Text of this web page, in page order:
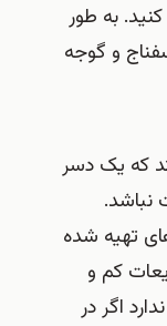
به طور
و گوجه
که یک دسر
نباشد.
تهیه شده
کم و
اگر در